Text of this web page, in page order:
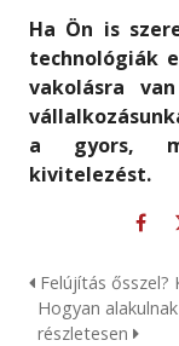
Ha Ön is
technológiák
vakolásra
a gyors,
kivitelezést.
Felújítás ősszel?
Hogyan
részletesen